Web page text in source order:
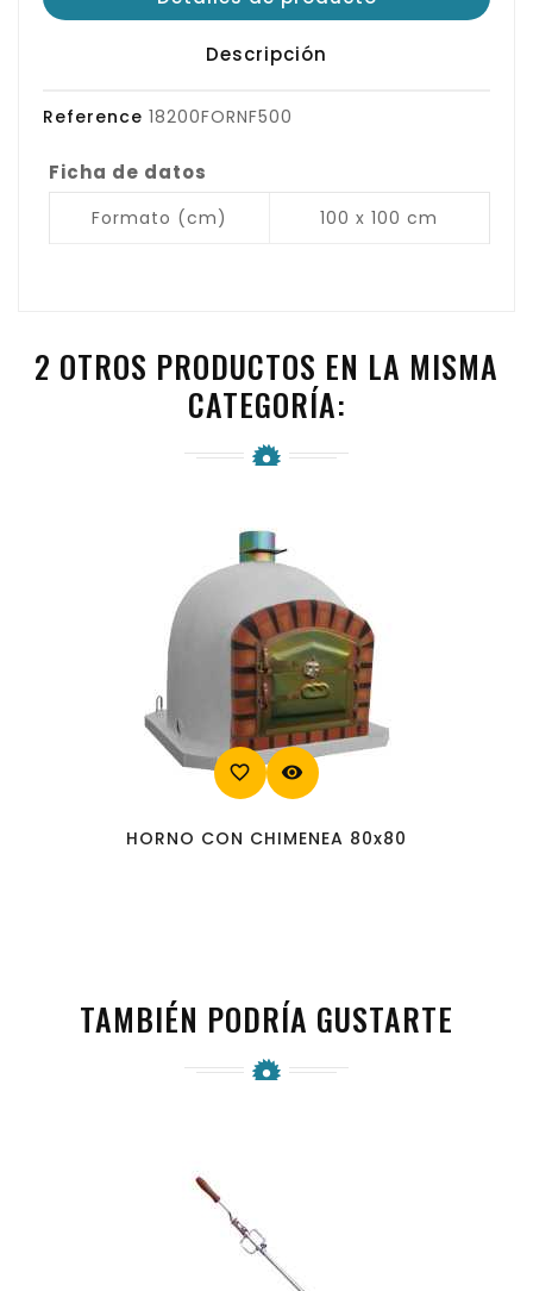
Descripción
Reference 18200FORNF500
Ficha de datos
Formato (cm) 100 x 100 cm
2 OTROS PRODUCTOS EN LA MISMA
CATEGORÍA:
favorite_border visibility
HORNO CON CHIMENEA 80x80
TAMBIÉN PODRÍA GUSTARTE